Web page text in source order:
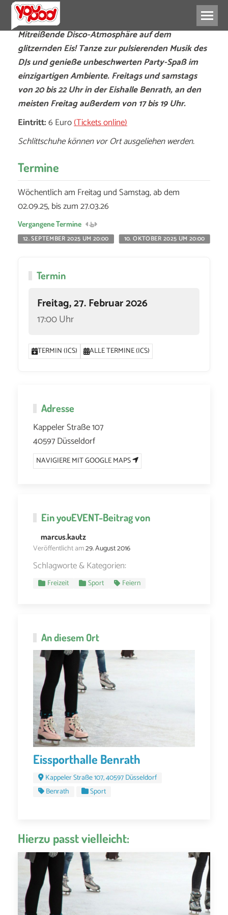
Mitreißende Disco-Atmosphäre auf dem
glitzernden Eis! Tanze zur pulsierenden Musik des
DJs und genieße unbeschwerten Party-Spaß im
einzigartigen Ambiente. Freitags und samstags
von 20 bis 22 Uhr in der Eishalle Benrath, an den
meisten Freitag außerdem von 17 bis 19 Uhr.
Eintritt:6 Euro(Tickets online)
Schlittschuhe können vor Ort ausgeliehen werden.
Termine
Wöchentlich am Freitag und Samstag, ab dem
02.09.25, bis zum 27.03.26
Vergangene Termine
12. SEPTEMBER 2025 UM 20:00
10. OKTOBER 2025 UM 20:00
Termin
Freitag, 27. Februar 2026
17:00 Uhr
TERMIN (ICS) ALLE TERMINE (ICS)
Adresse
Kappeler Straße 107
40597 Düsseldorf
NAVIGIERE MIT GOOGLE MAPS
EinyouEVENT-Beitrag von
marcus.kautz
Veröffentlicht am29. August 2016
Schlagworte & Kategorien:
Freizeit Sport Feiern
An diesem Ort
Eissporthalle Benrath
Kappeler Straße 107, 40597 Düsseldorf
Benrath
Sport
Hierzu passt vielleicht: